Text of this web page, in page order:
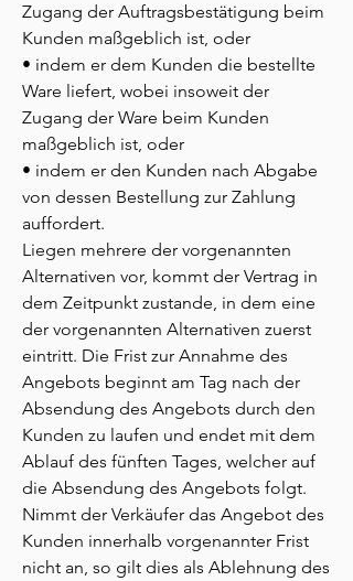
Zugang der Auftragsbestätigung beim
Kunden maßgeblich ist, oder
• indem er dem Kunden die bestellte
Ware liefert, wobei insoweit der
Zugang der Ware beim Kunden
maßgeblich ist, oder
• indem er den Kunden nach Abgabe
von dessen Bestellung zur Zahlung
auffordert.
Liegen mehrere der vorgenannten
Alternativen vor, kommt der Vertrag in
dem Zeitpunkt zustande, in dem eine
der vorgenannten Alternativen zuerst
eintritt. Die Frist zur Annahme des
Angebots beginnt am Tag nach der
Absendung des Angebots durch den
Kunden zu laufen und endet mit dem
Ablauf des fünften Tages, welcher auf
die Absendung des Angebots folgt.
Nimmt der Verkäufer das Angebot des
Kunden innerhalb vorgenannter Frist
nicht an, so gilt dies als Ablehnung des